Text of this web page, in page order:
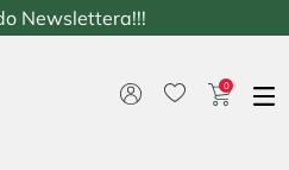
0
Newslettera!!!